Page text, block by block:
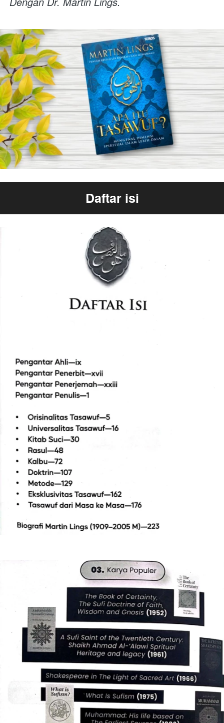
Daftar isi